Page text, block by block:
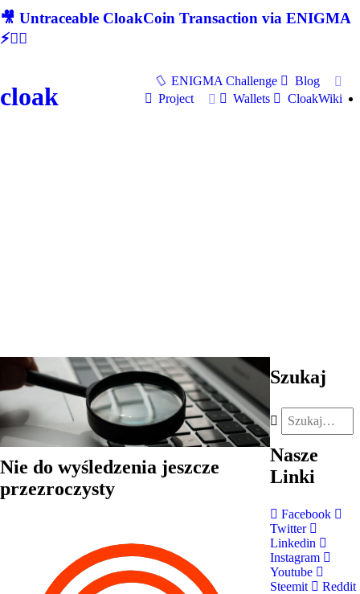
🎥 Untraceable CloakCoin Transaction via ENIGMA
⚡🕵‍♂
cloak
ENIGMA Challenge
Blog
Project
Wallets CloakWiki
Nie do wyśledzenia jeszcze
przezroczysty
Szukaj
Nasze
Linki
Facebook
Twitter
Linkedin
Instagram
Youtube
Steemit
Reddit